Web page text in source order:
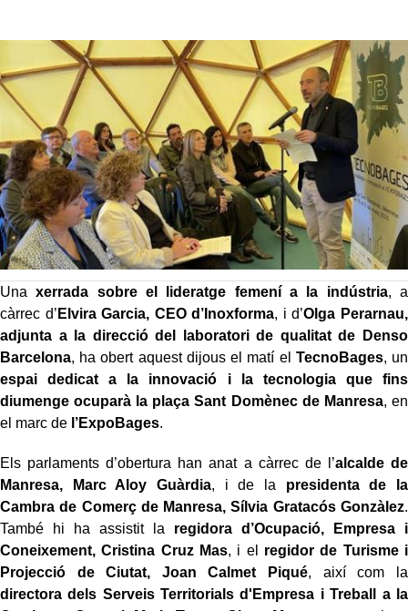
Unaxerrada sobre el lideratge femení a la indústria, a
càrrec d’ Elvira Garcia, CEO d’Inoxforma, i d’Olga Perarnau,
adjunta a la direcció del laboratori de qualitat de Denso
Barcelona, ha obert aquest dijous el matí el TecnoBages, un
espai dedicat a la innovació i la tecnologia que fins
diumenge ocuparà la plaça Sant Domènec de Manresa, en
el marc de l’ExpoBages.
Els parlaments d’obertura han anat a càrrec de l’alcalde de
Manresa, Marc Aloy Guàrdia, i de la presidenta de la
Cambra de Comerç de Manresa, Sílvia Gratacós Gonzàlez.
També hi ha assistit la regidora d’Ocupació, Empresa i
Coneixement, Cristina Cruz Mas, i el regidor de Turisme i
Projecció de Ciutat, Joan Calmet Piqué, així com la
directora dels Serveis Territorials d'Empresa i Treball a la